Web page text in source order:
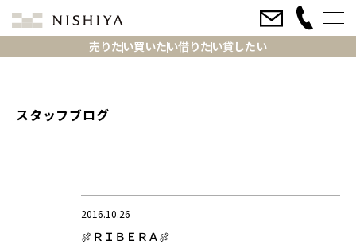
売りたい買いたい借りたい貸したい
スタッフブログ
🍖ＲＩＢＥＲＡ🍖
2016.10.26